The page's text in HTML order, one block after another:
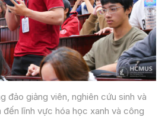
đảo giảng viên, nghiên cứu sinh và
đến lĩnh vực hóa học xanh và công